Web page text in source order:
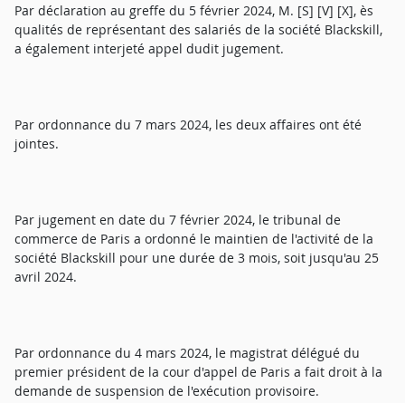
Par déclaration au greffe du 5 février 2024, M. [S] [V] [X], ès
qualités de représentant des salariés de la société Blackskill,
a également interjeté appel dudit jugement.
Par ordonnance du 7 mars 2024, les deux affaires ont été
jointes.
Par jugement en date du 7 février 2024, le tribunal de
commerce de Paris a ordonné le maintien de l'activité de la
société Blackskill pour une durée de 3 mois, soit jusqu'au 25
avril 2024.
Par ordonnance du 4 mars 2024, le magistrat délégué du
premier président de la cour d'appel de Paris a fait droit à la
demande de suspension de l'exécution provisoire.